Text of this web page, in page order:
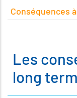
Conséquences
Les
long